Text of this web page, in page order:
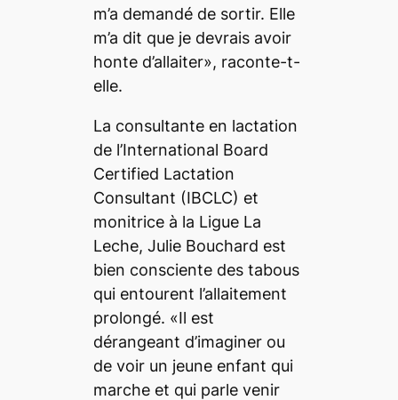
m’a demandé de sortir. Elle
m’a dit que je devrais avoir
honte d’allaiter», raconte-t-
elle.
La consultante en lactation
de l’International Board
Certified Lactation
Consultant (IBCLC) et
monitrice à la Ligue La
Leche, Julie Bouchard est
bien consciente des tabous
qui entourent l’allaitement
prolongé. «Il est
dérangeant d’imaginer ou
de voir un jeune enfant qui
marche et qui parle venir